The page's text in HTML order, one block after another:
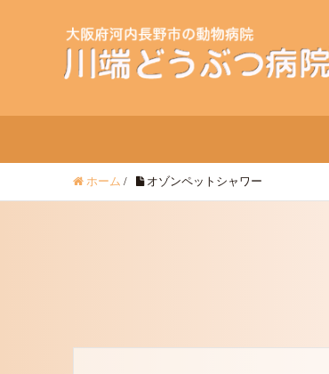
ホーム / オゾンペットシャワー